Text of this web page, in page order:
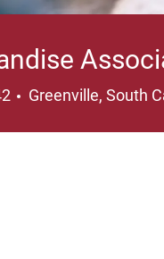
Ort
Greenville, South